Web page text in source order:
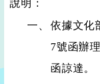
說明：
一、 依據文化
7號函辦
函諒達。